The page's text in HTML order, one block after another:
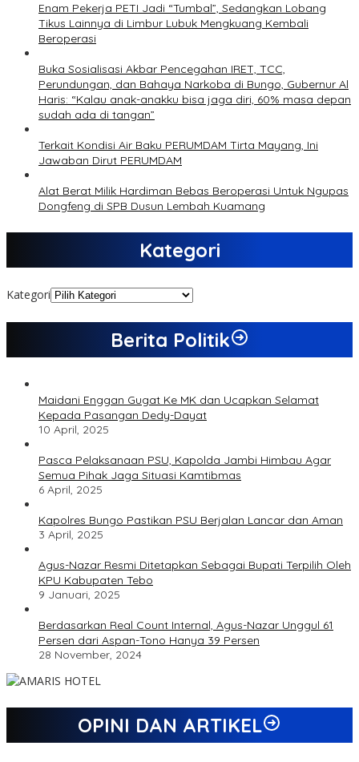
Enam Pekerja PETI Jadi “Tumbal”, Sedangkan Lobang
Tikus Lainnya di Limbur Lubuk Mengkuang Kembali
Beroperasi
Buka Sosialisasi Akbar Pencegahan IRET, TCC,
Perundungan, dan Bahaya Narkoba di Bungo, Gubernur Al
Haris: “Kalau anak-anakku bisa jaga diri, 60% masa depan
sudah ada di tangan”
Terkait Kondisi Air Baku PERUMDAM Tirta Mayang, Ini
Jawaban Dirut PERUMDAM
Alat Berat Milik Hardiman Bebas Beroperasi Untuk Ngupas
Dongfeng di SPB Dusun Lembah Kuamang
Kategori
Kategori
Berita Politik
Maidani Enggan Gugat Ke MK dan Ucapkan Selamat
Kepada Pasangan Dedy-Dayat
10 April, 2025
Pasca Pelaksanaan PSU, Kapolda Jambi Himbau Agar
Semua Pihak Jaga Situasi Kamtibmas
6 April, 2025
Kapolres Bungo Pastikan PSU Berjalan Lancar dan Aman
3 April, 2025
Agus-Nazar Resmi Ditetapkan Sebagai Bupati Terpilih Oleh
KPU Kabupaten Tebo
9 Januari, 2025
Berdasarkan Real Count Internal, Agus-Nazar Unggul 61
Persen dari Aspan-Tono Hanya 39 Persen
28 November, 2024
OPINI DAN ARTIKEL